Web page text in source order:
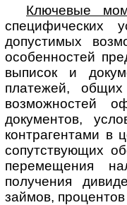
Ключевые
специфических
допустимых
особенностей
выписок и
платежей,
возможностей
документов,
контрагентами в
сопутствующих
перемещения
получения
займов, процентов